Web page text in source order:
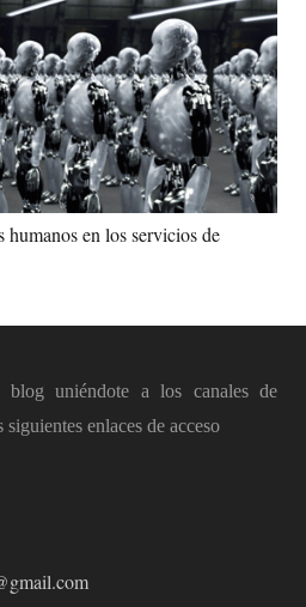
humanos en los servicios de
blog uniéndote a los canales de
enlaces de acceso